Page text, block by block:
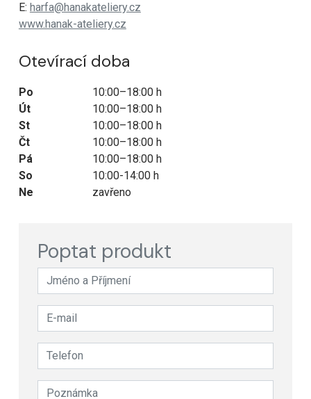
E: harfa@hanakateliery.cz
www.hanak-ateliery.cz
Otevírací doba
Po
10:00–18:00 h
Út
10:00–18:00 h
St
10:00–18:00 h
Čt
10:00–18:00 h
Pá
10:00–18:00 h
So
10:00-14:00 h
Ne
zavřeno
Poptat produkt